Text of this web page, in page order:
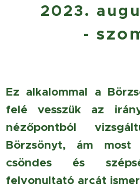
2023.
-
Ez alkalommal a
felé vesszük az
nézőpontból
Börzsönyt, ám
csöndes és
felvonultató arcát